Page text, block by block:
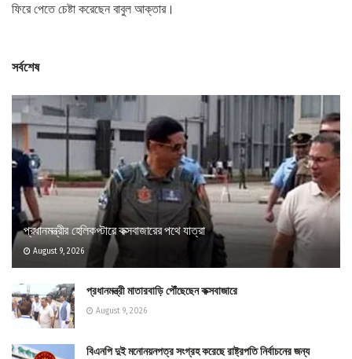
ফিরে পেতে চেষ্টা করেছেন বাবুল আক্তার।
সর্বশেষ
প্রধানমন্ত্রীর হেলিকপ্টারে কক্সবাজারের পথে যাত্রা
August 9, 2026
প্রধানমন্ত্রী মাতারবাড়ি পৌঁছেছেন কক্সবাজারে
August 9, 2026
বিএনপি দুই মনোনয়নপত্র সংগ্রহ করেছে রাষ্ট্রপতি নির্বাচনের জন্য